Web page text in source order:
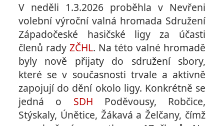
V neděli 1.3.2026 proběhla v Nevřeni
volební výroční valná hromada Sdružení
Západočeské hasičské ligy za účasti
členů radyZČHL. Na této valné hromadě
byly nově přijaty do sdružení sbory,
které se v současnosti trvale a aktivně
zapojují do dění okolo ligy. Konkrétně se
jedná o SDH Poděvousy, Robčice,
Stýskaly, Únětice, Žákavá a Želčany, čímž